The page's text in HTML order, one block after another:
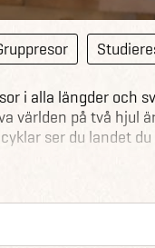
i alla längder och
världen på två hjul
ser du landet
alla intryck som
landskapet.
runtom i världen